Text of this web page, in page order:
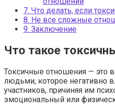
7. Что делать, если
8. Не все сложные
9. Заключение
Что такое
Токсичные отношения — это
людьми, которое негативно
участников, причиняя им
эмоциональный или